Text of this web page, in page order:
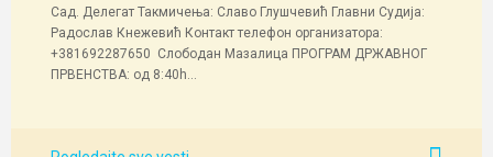
Сад. Делегат Такмичења: Славо Глушчевић Главни Судија:
Радослав Кнежевић Контакт телефон организатора:
+381692287650 Слободан Мазалица ПРОГРАМ ДРЖАВНОГ
ПРВЕНСТВА: од 8:40h...